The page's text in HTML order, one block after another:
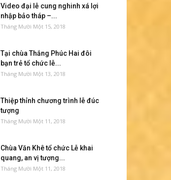
Video đại lễ cung nghinh xá lợi
nhập bảo tháp –...
Tháng Mười Một 15, 2018
Tại chùa Thắng Phúc Hai đôi
bạn trẻ tổ chức lễ...
Tháng Mười Một 13, 2018
Thiệp thỉnh chương trình lễ đúc
tượng
Tháng Mười Một 11, 2018
Chùa Văn Khê tổ chức Lễ khai
quang, an vị tượng...
Tháng Mười Một 11, 2018